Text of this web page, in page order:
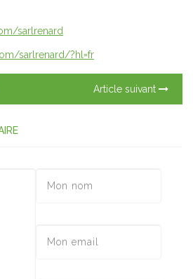
sarlrenard
sarlrenard/?hl=fr
Article suivant